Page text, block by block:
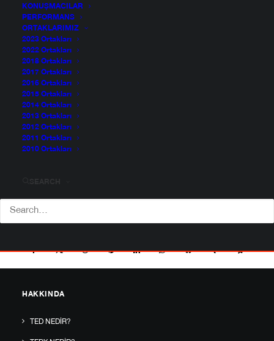
KONUŞMACILAR
PERFORMANS
ORTAKLARIMIZ
2023 Ortakları
2022 Ortakları
2018 Ortakları
2017 Ortakları
2016 Ortakları
2015 Ortakları
2014 Ortakları
2013 Ortakları
2012 Ortakları
2011 Ortakları
2010 Ortakları
HAKKINDA
TED NEDIR?